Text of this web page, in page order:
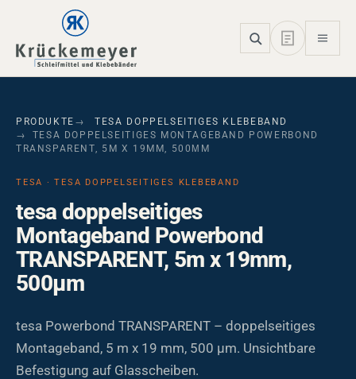
Skip to main navigation
Skip to main content
Skip to page footer
PRODUKTE
TESA DOPPELSEITIGES KLEBEBAND
TESA DOPPELSEITIGES MONTAGEBAND POWERBOND
TRANSPARENT, 5M X 19MM, 500ΜM
TESA · TESA DOPPELSEITIGES KLEBEBAND
tesa doppelseitiges
Montageband Powerbond
TRANSPARENT, 5m x 19mm,
500µm
tesa Powerbond TRANSPARENT – doppelseitiges
Montageband, 5 m x 19 mm, 500 µm. Unsichtbare
Befestigung auf Glasscheiben.